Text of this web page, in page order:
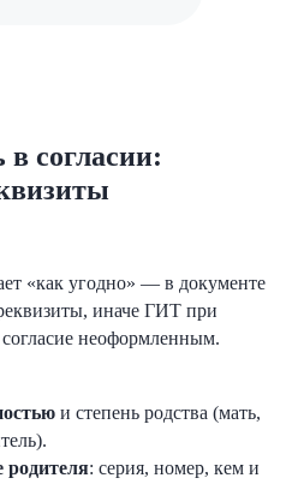
согласии:
«как угодно» — в документе
иначе ГИТ при
неоформленным.
и степень родства (мать,
: серия, номер, кем и